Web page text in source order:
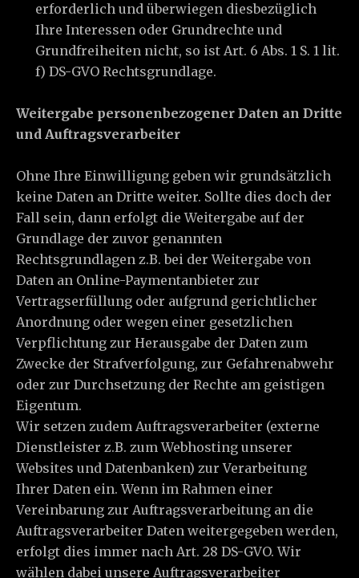
erforderlich und überwiegen diesbezüglich
Ihre Interessen oder Grundrechte und
Grundfreiheiten nicht, so ist Art. 6 Abs. 1 S. 1 lit.
f) DS-GVO Rechtsgrundlage.
Weitergabe personenbezogener Daten an Dritte
und Auftragsverarbeiter
Ohne Ihre Einwilligung geben wir grundsätzlich
keine Daten an Dritte weiter. Sollte dies doch der
Fall sein, dann erfolgt die Weitergabe auf der
Grundlage der zuvor genannten
Rechtsgrundlagen z.B. bei der Weitergabe von
Daten an Online-Paymentanbieter zur
Vertragserfüllung oder aufgrund gerichtlicher
Anordnung oder wegen einer gesetzlichen
Verpflichtung zur Herausgabe der Daten zum
Zwecke der Strafverfolgung, zur Gefahrenabwehr
oder zur Durchsetzung der Rechte am geistigen
Eigentum.
Wir setzen zudem Auftragsverarbeiter (externe
Dienstleister z.B. zum Webhosting unserer
Websites und Datenbanken) zur Verarbeitung
Ihrer Daten ein. Wenn im Rahmen einer
Vereinbarung zur Auftragsverarbeitung an die
Auftragsverarbeiter Daten weitergegeben werden,
erfolgt dies immer nach Art. 28 DS-GVO. Wir
wählen dabei unsere Auftragsverarbeiter